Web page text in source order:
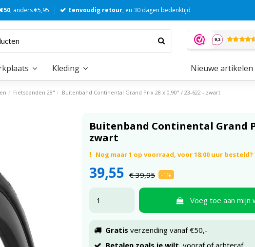
, anders €5,95 Eenvoudig retour, en 30 dagen bedenktijd
Kleding Nieuwe artikelen
Fietsbanden 28" Buitenband Continental Grand Prix 28 x 0.90" / 23-622 - zwart
Buitenband Continental Grand
zwart
Nog maar 1 op voorraad, voor 18:00 uur
39,55 € 39,95 -1%
Voeg toe aan mijn
Gratis verzending vanaf €50,-
Betalen zoals je wilt,vooraf of achteraf